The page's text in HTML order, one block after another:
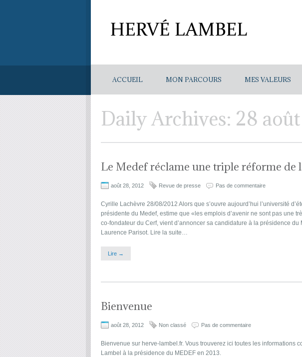
ACCUEIL MON PARCOURS MES VALEURS
Daily Archives: 28
Le Medef réclame une triple réforme de
août 28, 2012 Revue de presse Pas de commentaire
Cyrille Lachèvre 28/08/2012 Alors que s’ouvre aujourd’hui l’université
présidente du Medef, estime que «les emplois d’avenir ne sont pas une
co-fondateur du Cerf, vient d’annoncer sa candidature à la présidence du
Laurence Parisot. Lire la suite…
Lire →
Bienvenue
août 28, 2012 Non classé Pas de commentaire
Bienvenue sur herve-lambel.fr. Vous trouverez ici toutes les informations
Lambel à la présidence du MEDEF en 2013.